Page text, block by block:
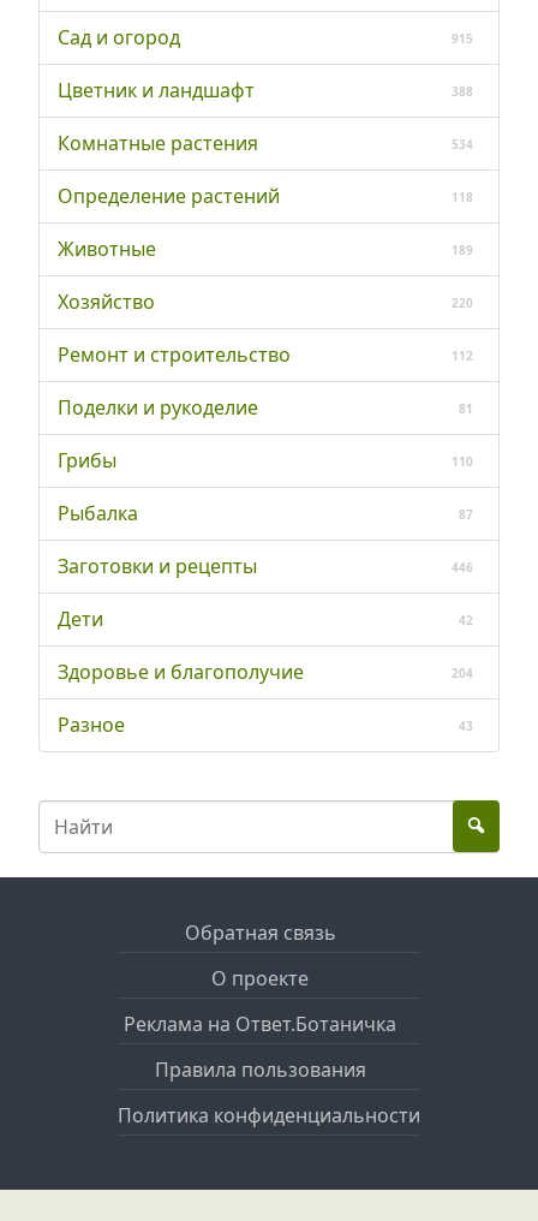
Сад и огород 915
Цветник и ландшафт 388
Комнатные растения 534
Определение растений 118
Животные 189
Хозяйство 220
Ремонт и строительство 112
Поделки и рукоделие 81
Грибы 110
Рыбалка 87
Заготовки и рецепты 446
Дети 42
Здоровье и благополучие 204
Разное 43
Обратная связь
О проекте
Реклама на Ответ.Ботаничка
Правила пользования
Политика конфиденциальности